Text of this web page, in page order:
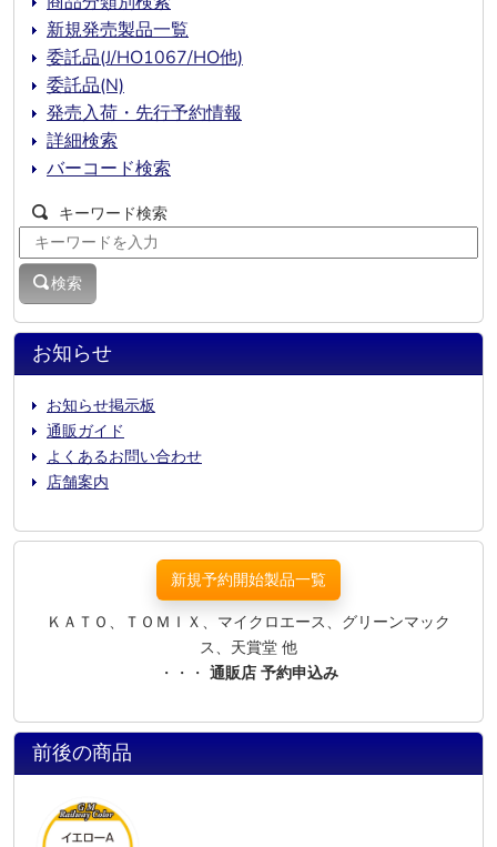
お知らせ
お知らせ掲示板
通販ガイド
よくあるお問い合わせ
店舗案内
新規発売製品一覧
委託品(J/HO1067/HO他)
委託品(N)
発売入荷・先行予約情報
詳細検索
バーコード検索
キーワード検索
検索
新規予約開始製品一覧
ＫＡＴＯ、ＴＯＭＩＸ、マイクロエース、グリーンマック
ス、天賞堂 他
・・・ 通販店 予約申込み
前後の商品